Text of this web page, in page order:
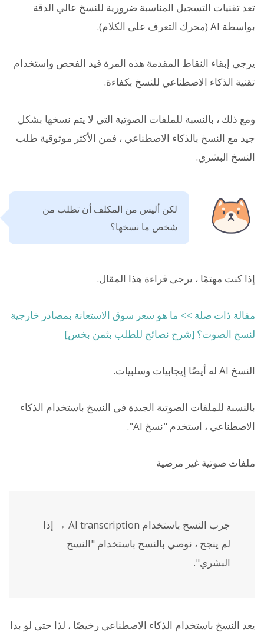
تعد تقنيات التسجيل المناسبة ضرورية للنسخ عالي الدقة
بواسطة AI (محرك التعرف على الكلام).
يرجى إبقاء النقاط المقدمة هذه المرة قيد الفحص واستخدام
تقنية الذكاء الاصطناعي للنسخ بكفاءة.
ومع ذلك ، بالنسبة للملفات الصوتية التي لا يتم نسخها بشكل
جيد مع النسخ بالذكاء الاصطناعي ، فمن الأكثر موثوقية طلب
النسخ البشري.
لكن أليس من المكلف أن تطلب من
شخص ما نسخها؟
إذا كنت مهتمًا ، يرجى قراءة هذا المقال.
مقالة ذات صلة >> ما هو سعر سوق الاستعانة بمصادر خارجية
لنسخ الصوت؟ [شرح نصائح للطلب بثمن بخس]
النسخ AI له أيضًا إيجابيات وسلبيات.
بالنسبة للملفات الصوتية الجيدة في النسخ باستخدام الذكاء
الاصطناعي ، استخدم "نسخ AI".
ملفات صوتية غير مرضية
جرب النسخ باستخدام AI transcription → إذا
لم ينجح ، نوصي بالنسخ باستخدام "النسخ
البشري".
يعد النسخ باستخدام الذكاء الاصطناعي رخيصًا ، لذا حتى لو بدا